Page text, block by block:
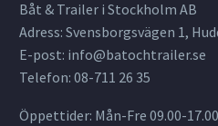
Båt & Trailer i Stockholm AB
Adress: Svensborgsvägen 1,
E-post: info@batochtrailer.se
Telefon: 08-711 26 35
Öppettider: Mån-Fre 09.00-17.00